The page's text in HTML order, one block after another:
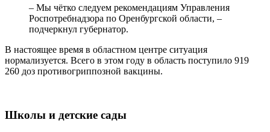
– Мы чётко следуем рекомендациям Управления
Роспотребнадзора по Оренбургской области, –
подчеркнул губернатор.
В настоящее время в областном центре ситуация
нормализуется. Всего в этом году в область поступило 919
260 доз противогриппозной вакцины.
Школы и детские сады